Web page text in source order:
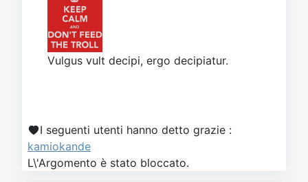
Vulgus vult decipi, ergo decipiatur.
I seguenti utenti hanno detto grazie :
kamiokande
L\'Argomento è stato bloccato.